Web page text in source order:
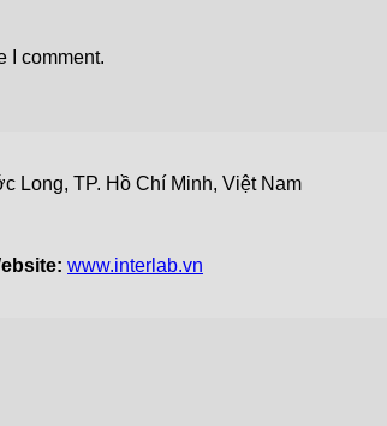
I comment.
Long, TP. Hồ Chí Minh, Việt Nam
www.interlab.vn